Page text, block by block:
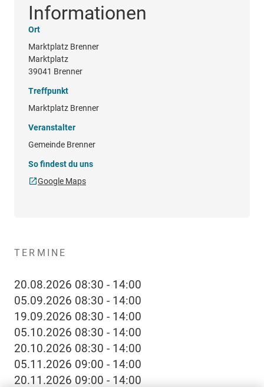
Informationen
Ort
Marktplatz Brenner
Marktplatz
39041 Brenner
Treffpunkt
Marktplatz Brenner
Veranstalter
Gemeinde Brenner
So findest du uns
Google Maps
TERMINE
20.08.2026 08:30 - 14:00
05.09.2026 08:30 - 14:00
19.09.2026 08:30 - 14:00
05.10.2026 08:30 - 14:00
20.10.2026 08:30 - 14:00
05.11.2026 09:00 - 14:00
20.11.2026 09:00 - 14:00